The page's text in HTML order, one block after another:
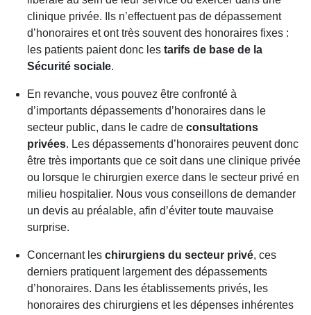
clinique privée. Ils n’effectuent pas de dépassement
d’honoraires et ont très souvent des honoraires fixes :
les patients paient donc les tarifs de base de la
Sécurité sociale.
En revanche, vous pouvez être confronté à
d’importants dépassements d’honoraires dans le
secteur public, dans le cadre de consultations
privées. Les dépassements d’honoraires peuvent donc
être très importants que ce soit dans une clinique privée
ou lorsque le chirurgien exerce dans le secteur privé en
milieu hospitalier. Nous vous conseillons de demander
un devis au préalable, afin d’éviter toute mauvaise
surprise.
Concernant les chirurgiens du secteur privé, ces
derniers pratiquent largement des dépassements
d’honoraires. Dans les établissements privés, les
honoraires des chirurgiens et les dépenses inhérentes